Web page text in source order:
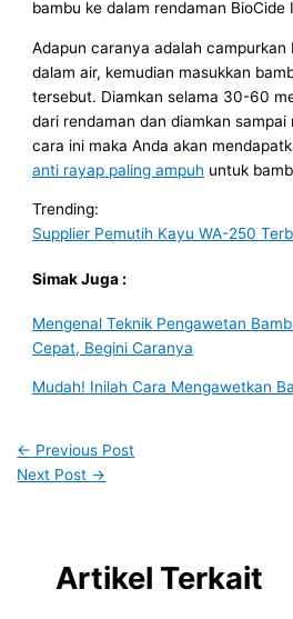
bambu ke dalam rendaman BioCide
Adapun caranya adalah campurkan
dalam air, kemudian masukkan
tersebut. Diamkan selama 30-60
dari rendaman dan diamkan sampai
cara ini maka Anda akan
anti rayap paling ampuh untuk
Trending:
Supplier Pemutih Kayu WA-250
Simak Juga :
Mengenal Teknik Pengawetan
Cepat, Begini Caranya
Mudah! Inilah Cara Mengawetkan
← Previous Post
Next Post →
Artikel Terkait